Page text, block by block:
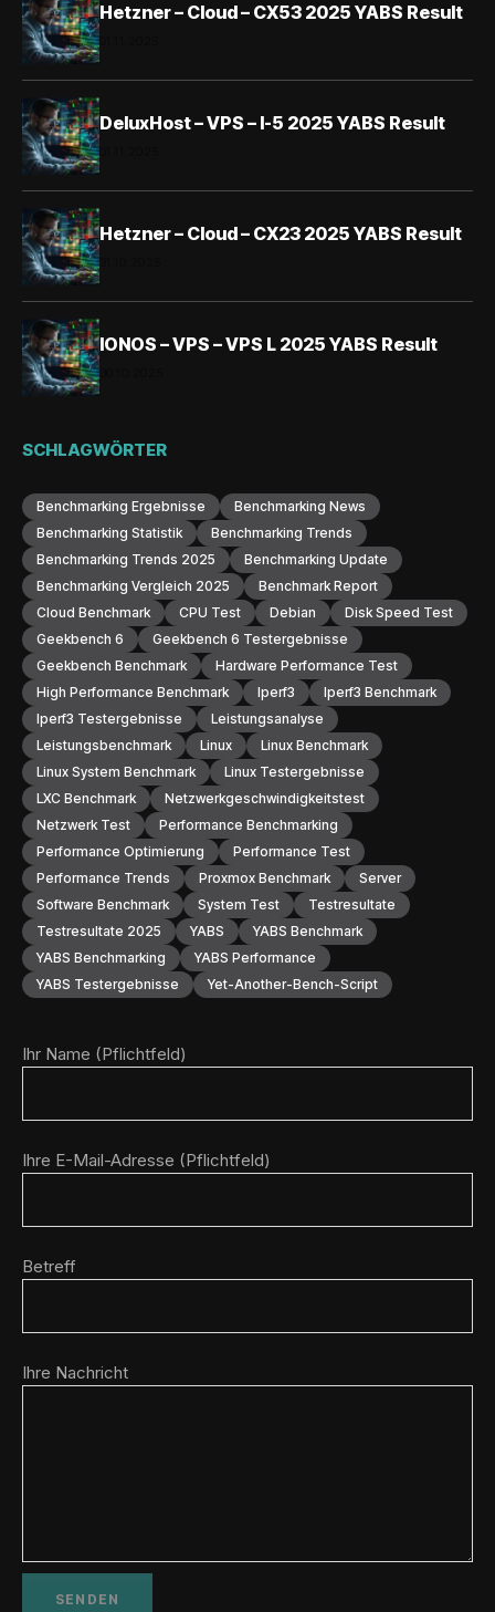
Hetzner – Cloud – CX53 2025 YABS Result
DeluxHost – VPS – I-5 2025 YABS Result
Hetzner – Cloud – CX23 2025 YABS Result
IONOS – VPS – VPS L 2025 YABS Result
SCHLAGWÖRTER
Benchmarking Ergebnisse
Benchmarking News
Benchmarking Statistik
Benchmarking Trends
Benchmarking Trends 2025
Benchmarking Update
Benchmarking Vergleich 2025
Benchmark Report
Cloud Benchmark
CPU Test Debian
Disk Speed Test
Geekbench 6
Geekbench 6 Testergebnisse
Geekbench Benchmark
Hardware Performance Test
High Performance Benchmark
Iperf3
Iperf3 Benchmark
Iperf3 Testergebnisse
Leistungsanalyse
Leistungsbenchmark
Linux
Linux Benchmark
Linux System Benchmark
Linux Testergebnisse
LXC Benchmark
Netzwerkgeschwindigkeitstest
Netzwerk Test
Performance Benchmarking
Performance Optimierung
Performance Test
Performance Trends
Proxmox Benchmark
Server
Software Benchmark
System Test
Testresultate
Testresultate 2025
YABS
YABS Benchmark
YABS Benchmarking
YABS Performance
YABS Testergebnisse
Yet-Another-Bench-Script
Ihr Name (Pflichtfeld)
Ihre E-Mail-Adresse (Pflichtfeld)
Betreff
Ihre Nachricht